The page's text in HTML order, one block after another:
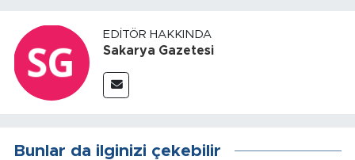
EDITÖR HAKKINDA
Sakarya Gazetesi
Bunlar da ilginizi çekebilir